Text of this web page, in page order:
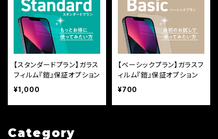
【スタンダードプラン】ガラス
フィルム『鎧』保証オプション
¥1,000
【ベーシックプラン】ガラスフ
ィルム『鎧』保証オプション
¥700
Category